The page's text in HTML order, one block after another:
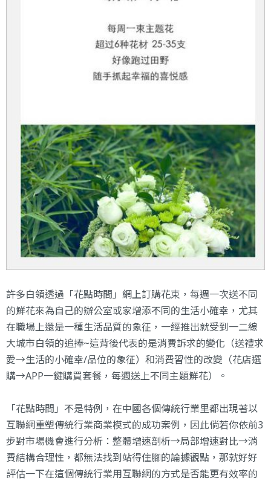
許多白領透過「花點時間」網上訂購花束，每週一次送不同
的鮮花來為自己的辦公室或家增添不同的生活小確幸，尤其
在職場上還是一種生活品質的象征，一經推出就受到一二線
大城市白領的追捧~這背後代表的是消費訴求的變化（送禮求
愛→生活的小確幸/品位的象征）和消費習性的改變（花店選
購→APP一鍵購買套餐，每週送上不同主題鮮花）。
「花點時間」不是特例，在中國各個傳統行業里都出現著以
互聯網重塑傳統行業商業模式的成功案例，因此倘若你依前3
步對市場機會進行分析：整體增速剖析→局部增速對比→消
費結構合理性，都無法找到站得住腳的論據觀點，那就好好
評估一下在這個傳統行業用互聯網的方式是否能更有效率的